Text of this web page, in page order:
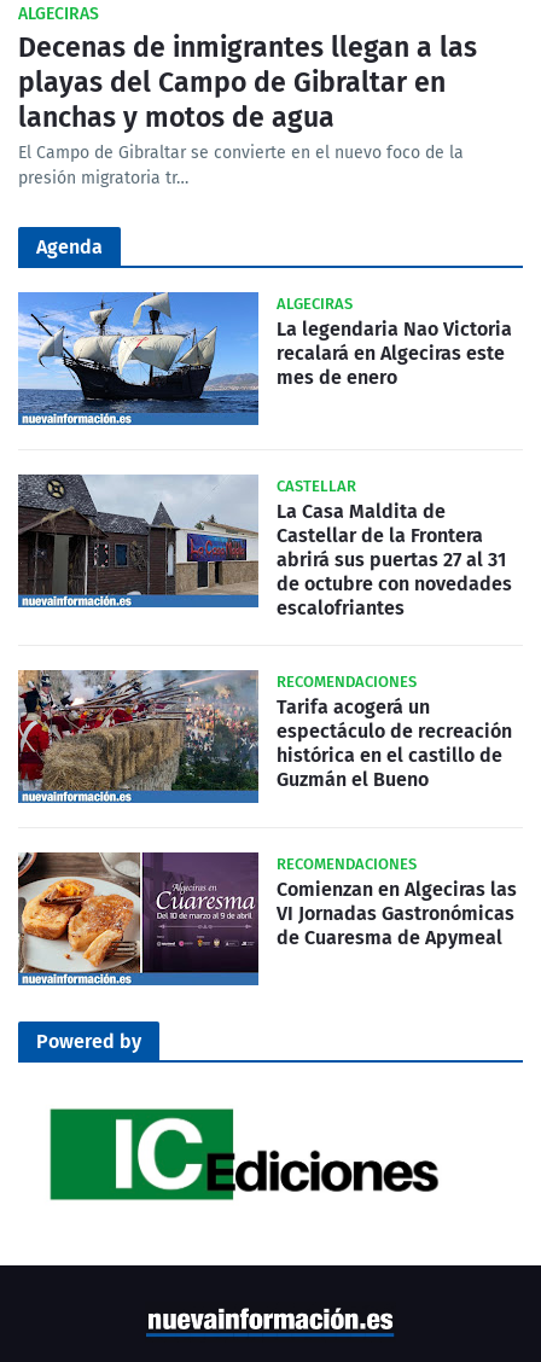
ALGECIRAS
Decenas de inmigrantes llegan a las
playas del Campo de Gibraltar en
lanchas y motos de agua
El Campo de Gibraltar se convierte en el nuevo foco de la
presión migratoria tr…
Agenda
ALGECIRAS
La legendaria Nao Victoria
recalará en Algeciras este
mes de enero
CASTELLAR
La Casa Maldita de
Castellar de la Frontera
abrirá sus puertas 27 al 31
de octubre con novedades
escalofriantes
RECOMENDACIONES
Tarifa acogerá un
espectáculo de recreación
histórica en el castillo de
Guzmán el Bueno
RECOMENDACIONES
Comienzan en Algeciras las
VI Jornadas Gastronómicas
de Cuaresma de Apymeal
Powered by